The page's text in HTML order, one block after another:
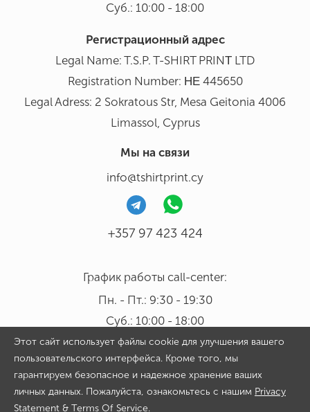
Суб.: 10:00 - 18:00
Регистрационный адрес
Legal Name: T.S.P. T-SHIRT PRINΤ LTD
Registration Number: ΗΕ 445650
Legal Adress: 2 Sokratous Str, Mesa Geitonia 4006
Limassol, Cyprus
Мы на связи
info@tshirtprint.cy
+357 97 423 424
График работы call-center:
Пн. - Пт.: 9:30 - 19:30
Суб.: 10:00 - 18:00
Copyright 2026 © Tshirtprint.cy. All rights reserved. By continuing
to use our website and placing an order on it you agree with
Этот сайт использует файлы cookie для улучшения вашего
пользовательского интерфейса. Кроме того, мы
гарантируем безопасное и надежное хранение ваших
личных данных. Пожалуйста, ознакомьтесь с нашим Privacy
Statement & Terms Of Service.